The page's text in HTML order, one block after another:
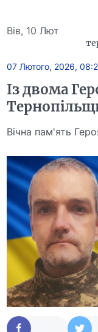
Вів, 10 Лют
07 Лютого, 2026,
Із двома
Вічна пам'ять